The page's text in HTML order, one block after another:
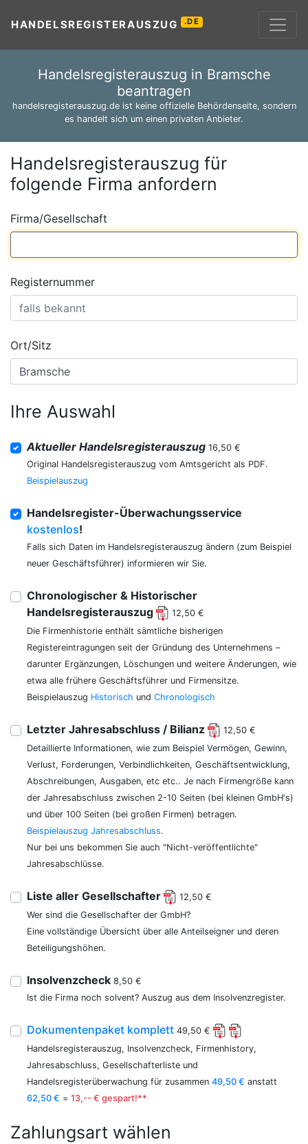
HANDELSREGISTERAUSZUG .DE
Handelsregisterauszug in Bramsche
beantragen
handelsregisterauszug.de ist keine offizielle Behördenseite, sondern
es handelt sich um einen privaten Anbieter.
Handelsregisterauszug für
folgende Firma anfordern
Firma/Gesellschaft
Registernummer
Ort/Sitz
Ihre Auswahl
Aktueller Handelsregisterauszug 16,50 €
Original Handelsregisterauszug vom Amtsgericht als PDF.
Beispielauszug
Handelsregister-Überwachungsservice
kostenlos!
Falls sich Daten im Handelsregisterauszug ändern (zum Beispiel
neuer Geschäftsführer) informieren wir Sie.
Chronologischer & Historischer
Handelsregisterauszug
12,50 €
Die Firmenhistorie enthält sämtliche bisherigen
Registereintragungen seit der Gründung des Unternehmens –
darunter Ergänzungen, Löschungen und weitere Änderungen, wie
etwa alle frühere Geschäftsführer und Firmensitze.
Beispielauszug Historisch und Chronologisch
Letzter Jahresabschluss / Bilianz
12,50 €
Detaillierte Informationen, wie zum Beispiel Vermögen, Gewinn,
Verlust, Forderungen, Verbindlichkeiten, Geschäftsentwicklung,
Abschreibungen, Ausgaben, etc etc.. Je nach Firmengröße kann
der Jahresabschluss zwischen 2-10 Seiten (bei kleinen GmbH's)
und über 100 Seiten (bei großen Firmen) betragen.
Beispielauszug Jahresabschluss.
Nur bei uns bekommen Sie auch "Nicht-veröffentlichte"
Jahresabschlüsse.
Liste aller Gesellschafter
12,50 €
Wer sind die Gesellschafter der GmbH?
Eine vollständige Übersicht über alle Anteilseigner und deren
Beteiligungshöhen.
Insolvenzcheck 8,50 €
Ist die Firma noch solvent? Auszug aus dem Insolvenzregister.
Dokumentenpaket komplett 49,50 €
Handelsregisterauszug, Insolvenzcheck, Firmenhistory,
Jahresabschluss, Gesellschafterliste und
Handelsregisterüberwachung für zusammen 49,50 € anstatt
62,50 € = 13,-- € gespart!**
Zahlungsart wählen